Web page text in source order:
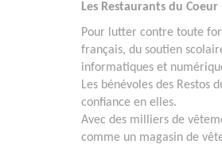
Les Restaurants du Coeur
Pour lutter contre toute
français, du soutien
informatiques et
Les bénévoles des
confiance en elles.
Avec des milliers de
comme un magasin de